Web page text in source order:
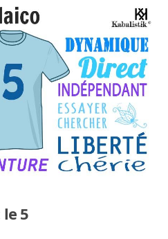
5
DOUBLE JE »
NUMÉROLOGIE
NUMÉROLOGIE
PRÉNOMS